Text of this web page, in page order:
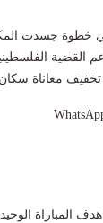
جسدت
القضية
تخفيف معاناة
الوحيد،